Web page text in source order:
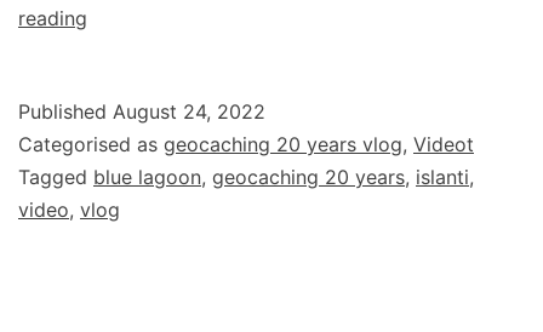
reading
–
vlog
–
osa
Published August 24, 2022
Categorised as geocaching 20 years vlog, Videot
Tagged blue lagoon, geocaching 20 years, islanti,
video, vlog